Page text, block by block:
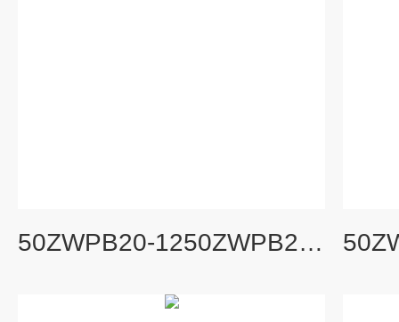
50ZWPB20-1250ZWPB20-12不锈钢防爆污水自吸泵